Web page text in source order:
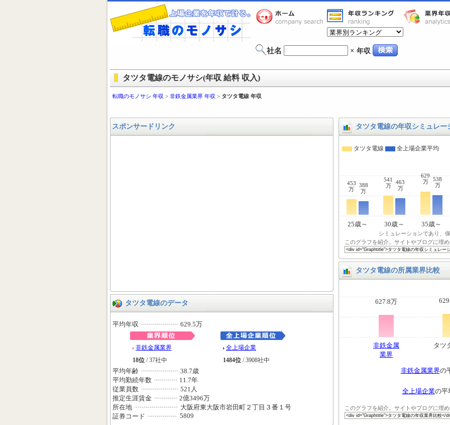
社名 × 年収
タツタ電線のモノサシ(年収 給料 収入)
転職のモノサシ 年収 > 非鉄金属業界 年収 > タツタ電線 年収
スポンサードリンク
タツタ電線のデータ
平均年収 629.5万
非鉄金属業界
18位 / 37社中
全上場企業
1484位 / 3908社中
平均年齢
38.7歳
平均勤続年数
11.7年
従業員数
521人
推定生涯賃金
2億3496万
所在地
大阪府東大阪市岩田町２丁目３番１号
証券コード
5809
タツタ電線の年収シミュレー
タツタ電線 全上場企業平均
453
万
388
万
541
万
463
万
629
万
538
万
25歳～ 30歳～ 35歳～
シミュレーションであり、
このグラフを紹介。サイトやブログに埋
タツタ電線の所属業界比較
627.8万
非鉄金属
業界
タツ
非鉄金属業界の
全上場企業の平
このグラフを紹介。サイトやブログに埋